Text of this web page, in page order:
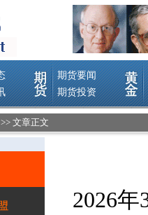
>> 文章正文
2026